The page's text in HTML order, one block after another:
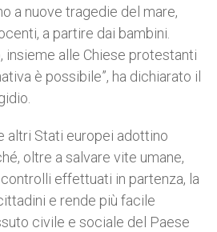
a nuove tragedie del mare,
a partire dai bambini.
insieme alle Chiese protestanti
è possibile”, ha dichiarato il
altri Stati europei adottino
oltre a salvare vite umane,
effettuati in partenza, la
e rende più facile
civile e sociale del Paese